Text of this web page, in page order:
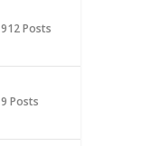
912 Posts
9 Posts